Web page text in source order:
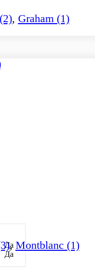
, Graham (1)
,Montblanc (1)
Да
Да